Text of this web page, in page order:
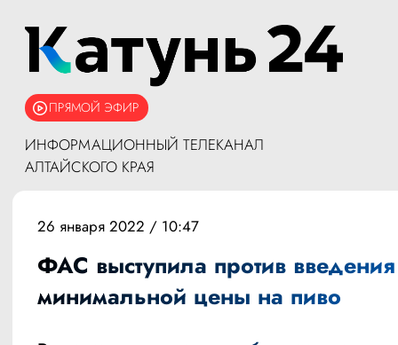
ПРЯМОЙ ЭФИР
ИНФОРМАЦИОННЫЙ ТЕЛЕКАНАЛ
АЛТАЙСКОГО КРАЯ
26 января 2022 / 10:47
ФАС выступила против введения
минимальной цены на пиво